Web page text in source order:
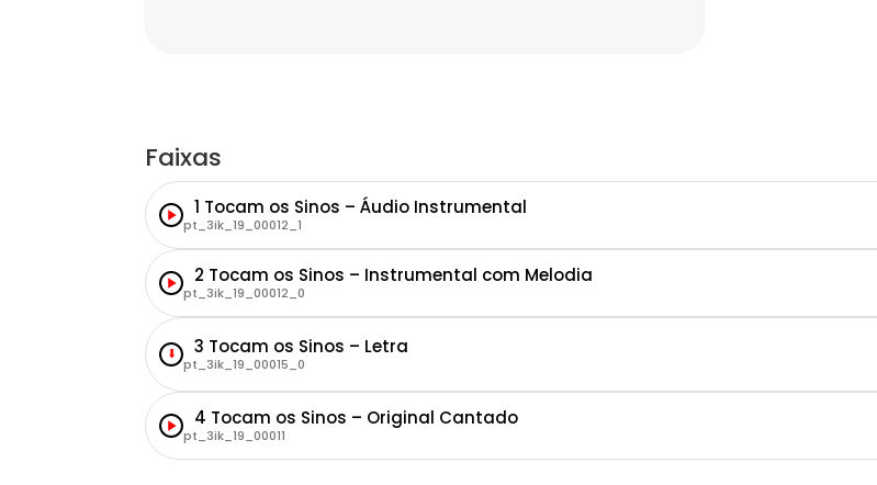
Faixas
1 Tocam os Sinos – Áudio Instrumental
pt_3ik_19_00012_1
2 Tocam os Sinos – Instrumental com Melodia
pt_3ik_19_00012_0
⬇ 3 Tocam os Sinos – Letra
pt_3ik_19_00015_0
4 Tocam os Sinos – Original Cantado
pt_3ik_19_00011